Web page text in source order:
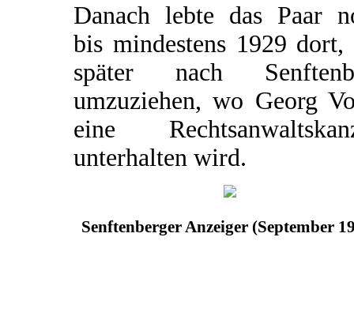
Danach lebte das Paar
bis mindestens 1929 dort,
später nach
umzuziehen, wo Georg
eine
unterhalten wird.
Senftenberger Anzeiger (September